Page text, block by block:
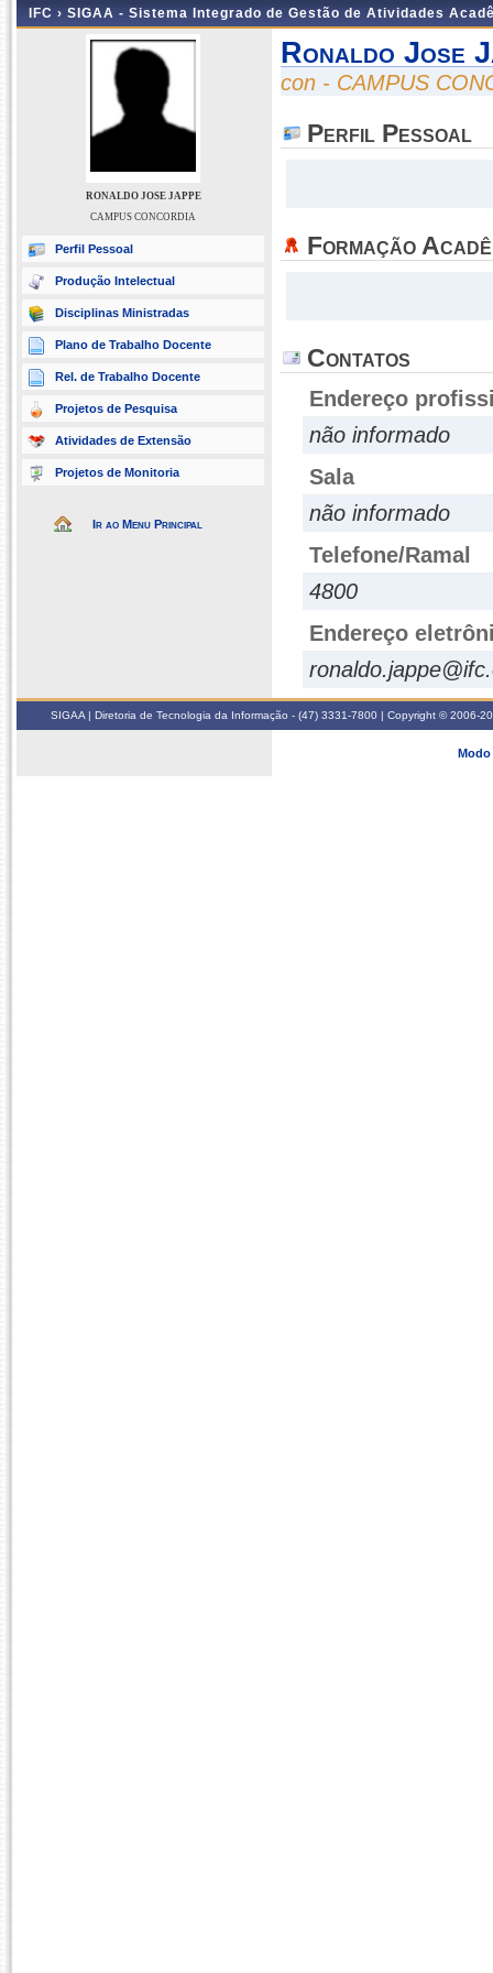
IFC › SIGAA - Sistema Integrado de Gestão de Atividades
RONALDO JOSE JAPPE
CAMPUS CONCORDIA
Perfil Pessoal
Produção Intelectual
Disciplinas Ministradas
Plano de Trabalho Docente
Rel. de Trabalho Docente
Projetos de Pesquisa
Atividades de Extensão
Projetos de Monitoria
Ir ao Menu Principal
Ronaldo Jose
con - CAMPUS
Perfil Pessoal
Formação
Contatos
Endereço
não informado
Sala
não informado
Telefone/Ramal
4800
Endereço
SIGAA | Diretoria de Tecnologia da Informação - (47) 3331-7800 | Copyright © 2006-
Modo